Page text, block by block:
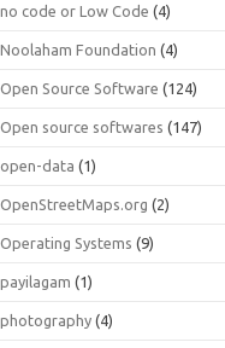
no code or Low Code (4)
Noolaham Foundation (4)
Open Source Software (124)
Open source softwares (147)
open-data (1)
OpenStreetMaps.org (2)
Operating Systems (9)
payilagam (1)
photography (4)